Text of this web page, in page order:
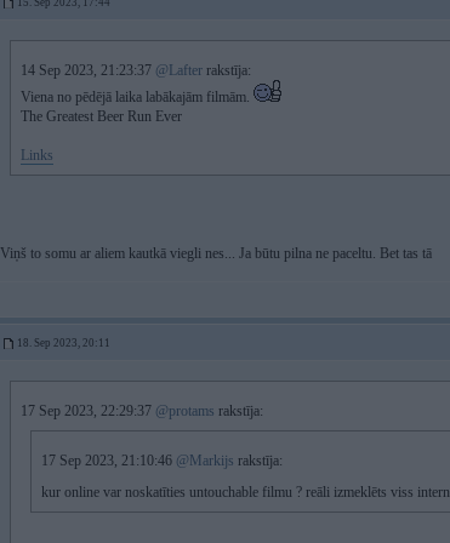
15. Sep 2023, 17:44
14 Sep 2023, 21:23:37 @Lafter rakstīja:
Viena no pēdējā laika labākajām filmām.
The Greatest Beer Run Ever
Links
Viņš to somu ar aliem kautkā viegli nes... Ja būtu pilna ne paceltu. Bet tas tā
18. Sep 2023, 20:11
17 Sep 2023, 22:29:37 @protams rakstīja:
17 Sep 2023, 21:10:46 @Markijs rakstīja:
kur online var noskatīties untouchable filmu ? reāli izmeklēts viss